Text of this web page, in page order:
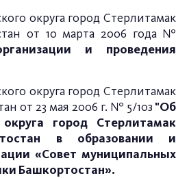
округа город Стерлитамак
от 10 марта 2006 года №
и проведения
округа город Стерлитамак
от 23 мая 2006 г. № 5/10з"Об
город Стерлитамак
в образовании и
«Совет муниципальных
Башкортостан».